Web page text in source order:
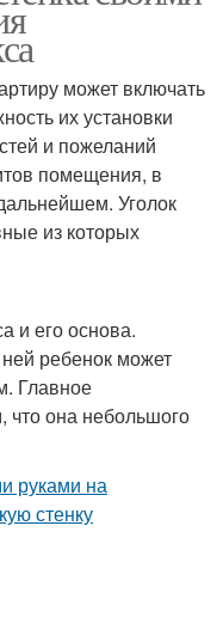
может включать
их установки
и пожеланий
помещения, в
Уголок
из которых
и его основа.
ребенок может
Главное
что она небольшого